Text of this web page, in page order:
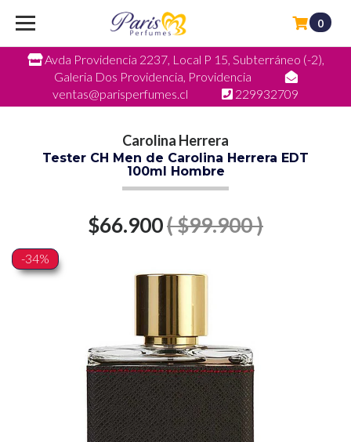
Avda Providencia 2237, Local P 15, Subterráneo (-2),
Galeria Dos Providencia, Providencia
ventas@parisperfumes.cl
229932709
0
Carolina Herrera
Tester CH Men de Carolina Herrera EDT
100ml Hombre
$66.900( $99.900 )
-34%